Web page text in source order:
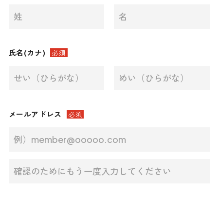
氏名(カナ) 必須
メールアドレス 必須